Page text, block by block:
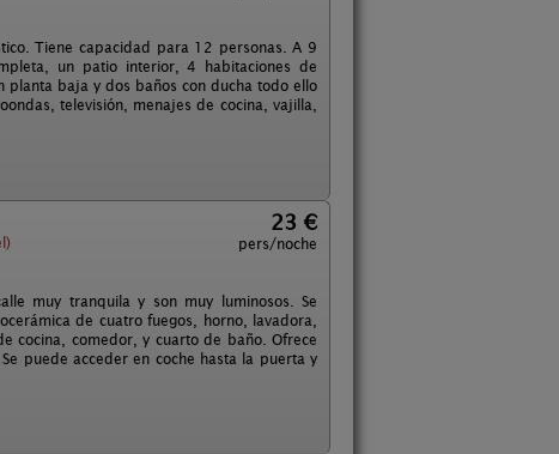
Tiene capacidad para 12 personas. A 9
un patio interior, 4 habitaciones de
baja y dos baños con ducha todo ello
televisión, menajes de cocina, vajilla,
23 €
pers/noche
muy tranquila y son muy luminosos. Se
de cuatro fuegos, horno, lavadora,
cocina, comedor, y cuarto de baño. Ofrece
puede acceder en coche hasta la puerta y